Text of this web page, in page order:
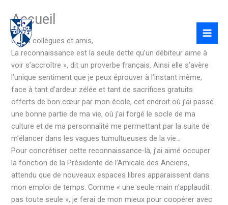
content
Accueil
Chers collègues et amis,
La reconnaissance est la seule dette qu’un débiteur aime à
voir s’accroître », dit un proverbe français. Ainsi elle s’avère
l’unique sentiment que je peux éprouver à l’instant même,
face à tant d’ardeur zélée et tant de sacrifices gratuits
offerts de bon cœur par mon école, cet endroit où j’ai passé
une bonne partie de ma vie, où j’ai forgé le socle de ma
culture et de ma personnalité me permettant par la suite de
m’élancer dans les vagues tumultueuses de la vie…
Pour concrétiser cette reconnaissance-là, j’ai aimé occuper
la fonction de la Présidente de l’Amicale des Anciens,
attendu que de nouveaux espaces libres apparaissent dans
mon emploi de temps. Comme « une seule main n’applaudit
pas toute seule », je ferai de mon mieux pour coopérer avec